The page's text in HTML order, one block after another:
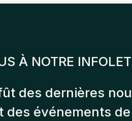
À NOTRE
des dernières
des événements de